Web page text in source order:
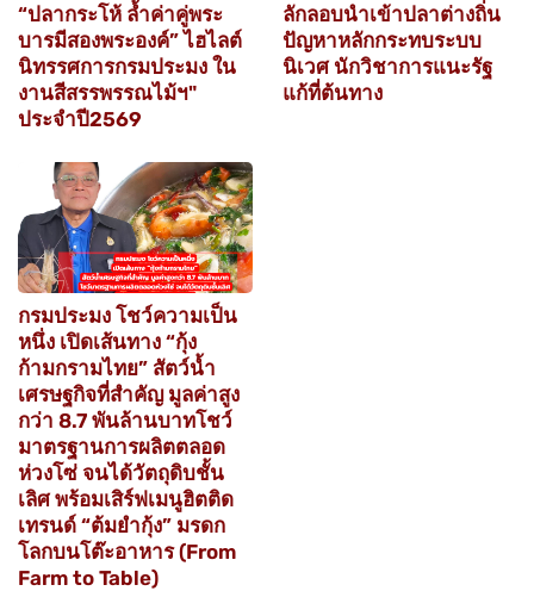
“ปลากระโห้ ล้ำค่าคู่พระ
บารมีสองพระองค์” ไฮไลต์
นิทรรศการกรมประมง ใน
งานสีสรรพรรณไม้ฯ"
ประจำปี2569
ลักลอบนำเข้าปลาต่างถิ่น
ปัญหาหลักกระทบระบบ
นิเวศ นักวิชาการแนะรัฐ
แก้ที่ต้นทาง
กรมประมง โชว์ความเป็น
หนึ่ง เปิดเส้นทาง “กุ้ง
ก้ามกรามไทย” สัตว์น้ำ
เศรษฐกิจที่สำคัญ มูลค่าสูง
กว่า 8.7 พันล้านบาทโชว์
มาตรฐานการผลิตตลอด
ห่วงโซ่ จนได้วัตถุดิบชั้น
เลิศ พร้อมเสิร์ฟเมนูฮิตติด
เทรนด์ “ต้มยำกุ้ง” มรดก
โลกบนโต๊ะอาหาร (From
Farm to Table)